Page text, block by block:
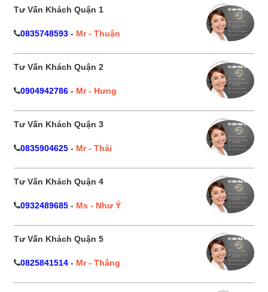
Tư Vấn Khách Quận 1
0835748593 - Mr - Thuận
Tư Vấn Khách Quận 2
0904942786 - Mr - Hưng
Tư Vấn Khách Quận 3
0835904625 - Mr - Thái
Tư Vấn Khách Quận 4
0932489685 - Ms - Như Ý
Tư Vấn Khách Quận 5
0825841514 - Mr - Thắng